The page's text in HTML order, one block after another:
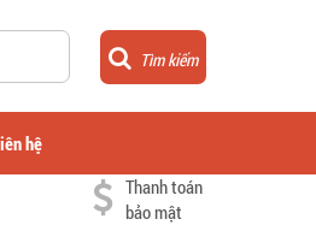
Tìm kiếm
hệ
Thanh toán
bảo mật